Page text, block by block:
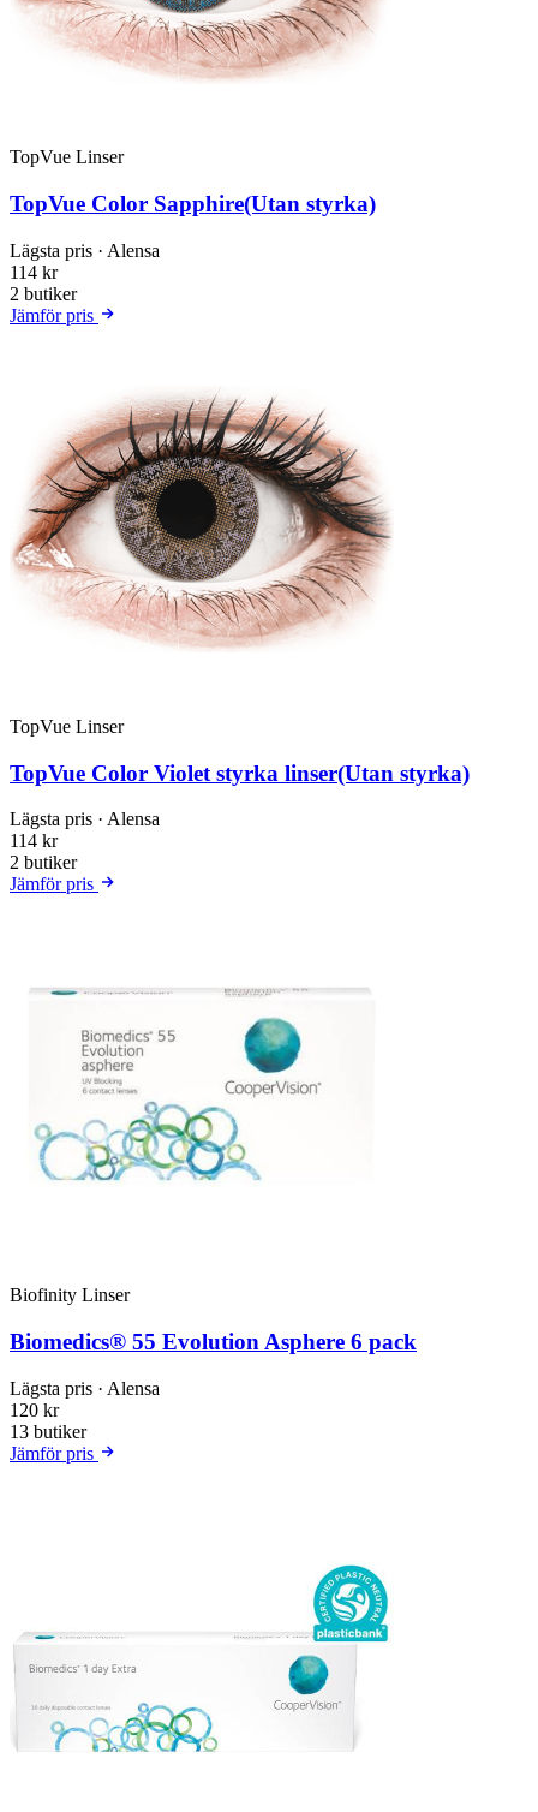
TopVue Linser
TopVue Color Sapphire(Utan styrka)
Lägsta pris · Alensa
114 kr
2 butiker
Jämför pris
TopVue Linser
TopVue Color Violet styrka linser(Utan styrka)
Lägsta pris · Alensa
114 kr
2 butiker
Jämför pris
Biofinity Linser
Biomedics® 55 Evolution Asphere 6 pack
Lägsta pris · Alensa
120 kr
13 butiker
Jämför pris